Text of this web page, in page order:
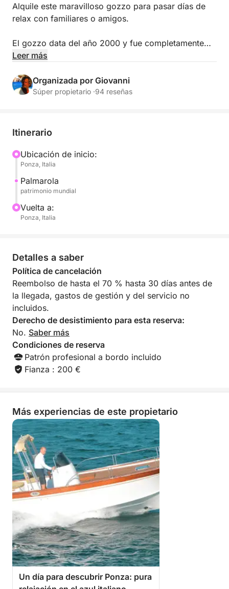
Alquile este maravilloso gozzo para pasar días de
relax con familiares o amigos.
El gozzo data del año 2000 y fue completamente
renovado en 2022.
Cuenta con una cómoda terraza en proa con cojines
y, en el interior, una práctica bañera en popa.
escalera para acceder a él desde el agua y ducha.
Con esta embarcación, podrá disfrutar de un viaje
inolvidable y tener un patrón a su disposición.
El combustible está incluido en el precio.
Contácteme en Click&Boat para más información.
Leer más
Organizada por Giovanni
Súper propietario ·94 reseñas
Itinerario
Ubicación de inicio:
Ponza, Italia
Palmarola
patrimonio mundial
Vuelta a:
Ponza, Italia
Detalles a saber
Política de cancelación
Reembolso de hasta el 70 % hasta 30 días antes de
la llegada, gastos de gestión y del servicio no
incluidos.
Derecho de desistimiento para esta reserva:
No. Saber más
Condiciones de reserva
Patrón profesional a bordo incluido
Fianza : 200 €
Más experiencias de este propietario
Un día para descubrir Ponza: pura